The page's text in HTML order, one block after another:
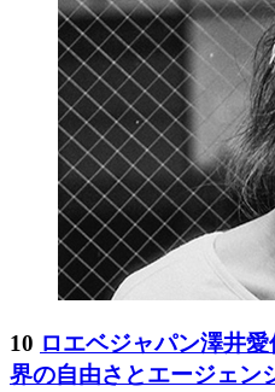
10 ロエベジャパン澤井
界の自由さとエージェン